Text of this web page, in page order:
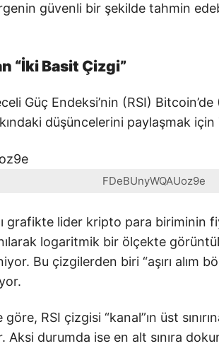
güvenli bir şekilde tahmin
“İki Basit Çizgi”
Güç Endeksi’nin (RSI)
düşüncelerini paylaşmak için
FDeBUnyWQAUoz9e
grafikte lider kripto para biriminin
logaritmik bir ölçekte
Bu çizgilerden biri “aşırı alım
RSI çizgisi “kanal”ın üst
Aksi durumda ise en alt sınıra